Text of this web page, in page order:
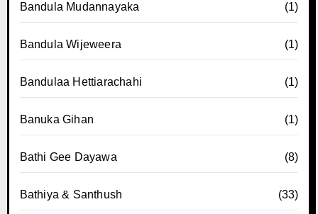
Bandula Mudannayaka (1)
Bandula Wijeweera (1)
Bandulaa Hettiarachahi (1)
Banuka Gihan (1)
Bathi Gee Dayawa (8)
Bathiya & Santhush (33)